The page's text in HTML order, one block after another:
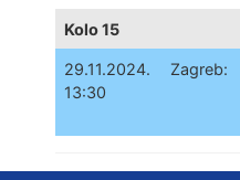
Kolo 15
29.11.2024.
13:30
Zagreb: